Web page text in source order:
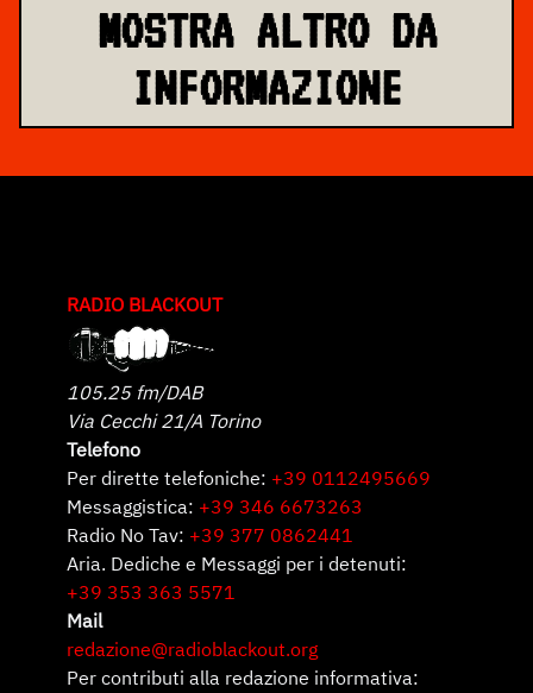
MOSTRA ALTRO DA
INFORMAZIONE
RADIO BLACKOUT
105.25 fm/DAB
Via Cecchi 21/A Torino
Telefono
Per dirette telefoniche: +39 0112495669
Messaggistica: +39 346 6673263
Radio No Tav: +39 377 0862441
Aria. Dediche e Messaggi per i detenuti:
+39 353 363 5571
Mail
redazione@radioblackout.org
Per contributi alla redazione informativa: